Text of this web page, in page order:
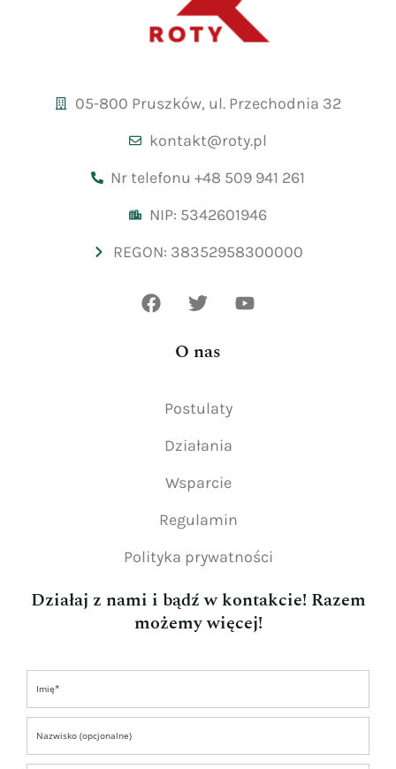
05-800 Pruszków, ul. Przechodnia 32
kontakt@roty.pl
Nr telefonu +48 509 941 261
NIP: 5342601946
REGON: 38352958300000
O nas
Postulaty
Działania
Wsparcie
Regulamin
Polityka prywatności
Działaj z nami i bądź w kontakcie! Razem
możemy więcej!